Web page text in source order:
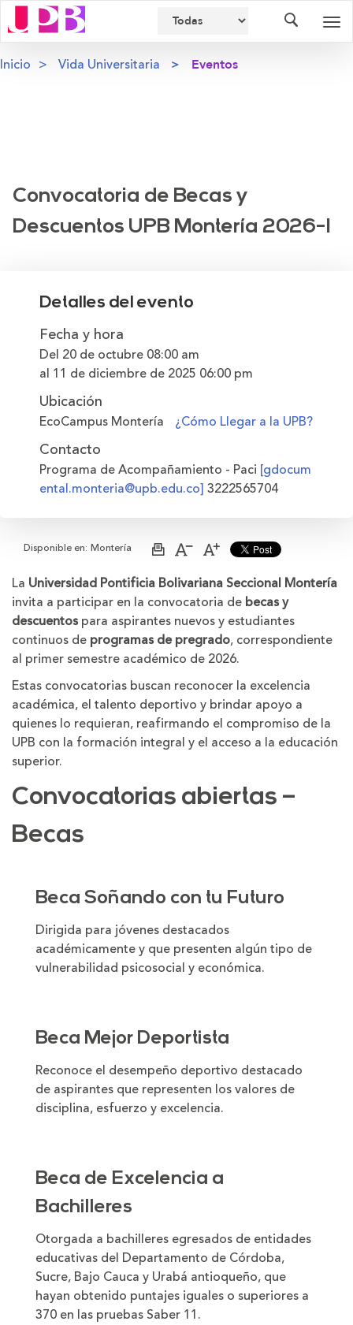
Inicio Vida Universitaria Eventos
Convocatoria de Becas y
Descuentos UPB Montería 2026-1
Detalles del evento
Fecha y hora
Del 20 de octubre 08:00 am
al 11 de diciembre de 2025 06:00 pm
Ubicación
EcoCampus Montería ¿Cómo Llegar a la UPB?
Contacto
Programa de Acompañamiento - Paci [gdocum
ental.monteria@upb.edu.co] 3222565704
Disponible en: Montería
ImprimirAumentar
de
la
Disminuir
de
la
La Universidad Pontificia Bolivariana Seccional Montería
invita a participar en la convocatoria de becas y
descuentos para aspirantes nuevos y estudiantes
continuos de programas de pregrado, correspondiente
al primer semestre académico de 2026.
Estas convocatorias buscan reconocer la excelencia
académica, el talento deportivo y brindar apoyo a
quienes lo requieran, reafirmando el compromiso de la
UPB con la formación integral y el acceso a la educación
superior.
Convocatorias abiertas –
Becas
Beca Soñando con tu Futuro
Dirigida para jóvenes destacados
académicamente y que presenten algún tipo de
vulnerabilidad psicosocial y económica.
Beca Mejor Deportista
Reconoce el desempeño deportivo destacado
de aspirantes que representen los valores de
disciplina, esfuerzo y excelencia.
Beca de Excelencia a
Bachilleres
Otorgada a bachilleres egresados de entidades
educativas del Departamento de Córdoba,
Sucre, Bajo Cauca y Urabá antioqueño, que
hayan obtenido puntajes iguales o superiores a
370 en las pruebas Saber 11.